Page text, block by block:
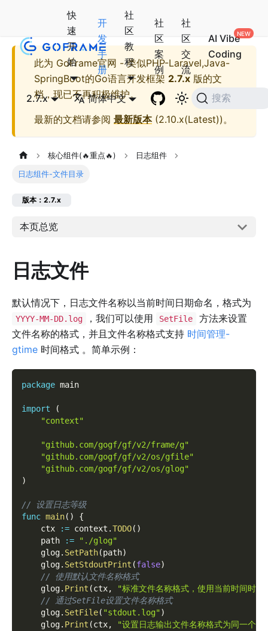
快
速
开
始
开
发
手
册
社
区
教
程
社
区
案
例
社
区
交
流
AI Vibe
Coding
2.7.x 简体中文 搜索
此为 GoFrame官网 - 类似PHP-Laravel,Java-
SpringBoot的Go语言开发框架 2.7.x 版的文
档，现已不再积极维护。
最新的文档请参阅 最新版本(2.10.x(Latest))。
核心组件(🔥重点🔥) 日志组件
日志组件-文件目录
版本：2.7.x
本页总览
日志文件
默认情况下，日志文件名称以当前时间日期命名，格式为
YYYY-MM-DD.log ，我们可以使用 SetFile
方法来设置
文件名称的格式，并且文件名称格式支持 时间管理-
gtime 时间格式 。简单示例：
package main
import
(
"context"
"github.com/gogf/gf/v2/frame/g"
"github.com/gogf/gf/v2/os/gfile"
"github.com/gogf/gf/v2/os/glog"
)
// 设置日志等级
func main( )
{
    ctx
:= context .TODO( )
    path
:=
"./glog"
    glog
. SetPath(path)
    glog
. SetStdoutPrint (false)
// 使用默认文件名称格式
    glog
. Print (ctx,
"标准文件名称格式，使用当前时间时期
// 通过SetFile设置文件名称格式
    glog
. SetFile( "stdout.log")
    glog
. Print (ctx,
"设置日志输出文件名称格式为同一个文